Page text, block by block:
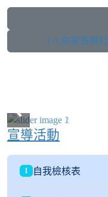
1-3.向家長與
宣導活動
1 自我檢核表